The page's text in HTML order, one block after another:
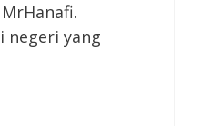
negeri yang